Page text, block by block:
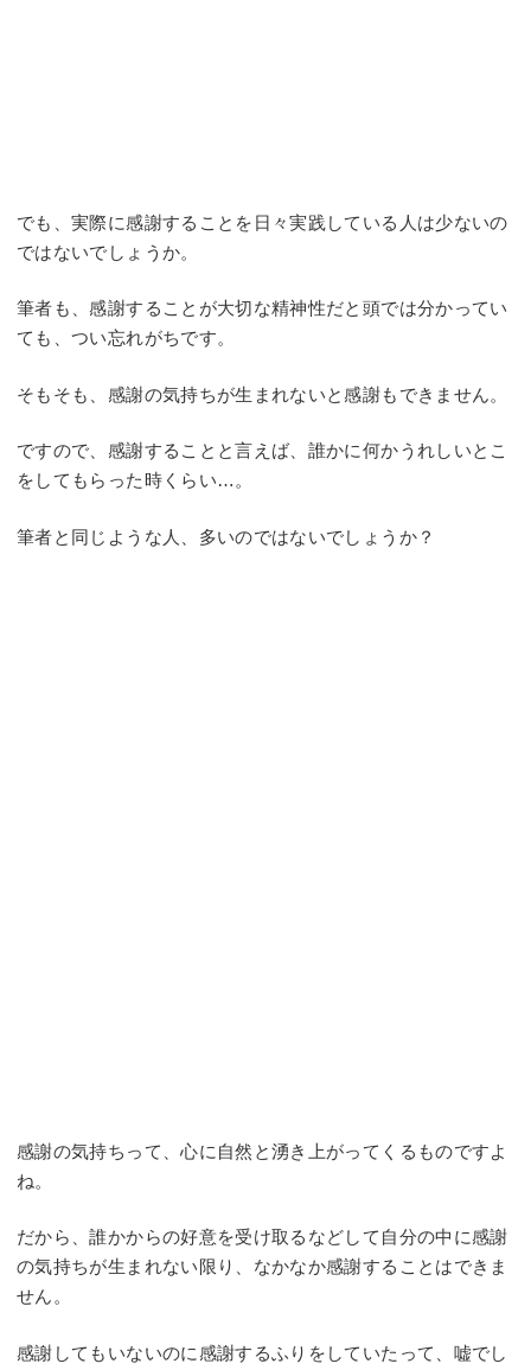
でも、実際に感謝することを日々実践している人は少ないの
ではないでしょうか。
筆者も、感謝することが大切な精神性だと頭では分かってい
ても、つい忘れがちです。
そもそも、感謝の気持ちが生まれないと感謝もできません。
ですので、感謝することと言えば、誰かに何かうれしいとこ
をしてもらった時くらい…。
筆者と同じような人、多いのではないでしょうか？
感謝の気持ちって、心に自然と湧き上がってくるものですよ
ね。
だから、誰かからの好意を受け取るなどして自分の中に感謝
の気持ちが生まれない限り、なかなか感謝することはできま
せん。
感謝してもいないのに感謝するふりをしていたって、嘘でし